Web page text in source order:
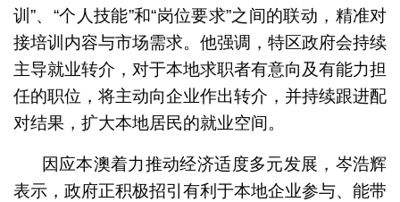
训”、“个人技能”和“岗位要求”之间的联动，精准对
接培训内容与市场需求。他强调，特区政府会持续
主导就业转介，对于本地求职者有意向及有能力担
任的职位，将主动向企业作出转介，并持续跟进配
对结果，扩大本地居民的就业空间。
因应本澳着力推动经济适度多元发展，岑浩辉
表示，政府正积极招引有利于本地企业参与、能带